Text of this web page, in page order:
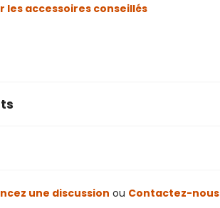
les accessoires conseillés
une discussion ou Contactez-nous